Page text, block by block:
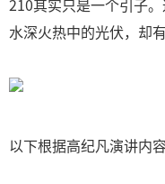
210其实只是一个引子
水深火热中的光伏，却
以下根据高纪凡演讲内